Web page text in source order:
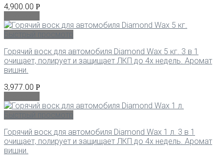
4,900.00 Р
Горячий воск для автомобиля Diamond Wax 5 кг. 3 в 1
очищает, полирует и защищает ЛКП до 4х недель. Аромат
вишни.
3,977.00 Р
Горячий воск для автомобиля Diamond Wax 1 л. 3 в 1
очищает, полирует и защищает ЛКП до 4х недель. Аромат
вишни.